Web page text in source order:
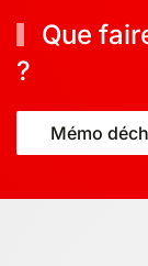
Que
?
Mémo